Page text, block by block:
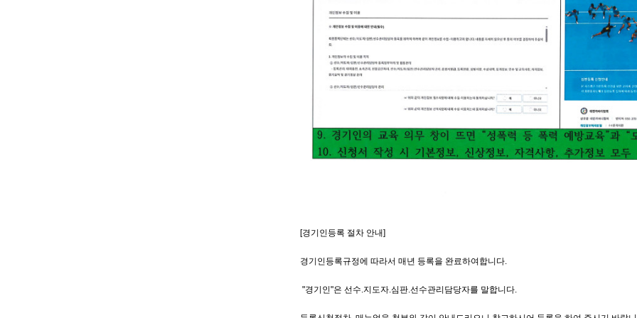
[경기인등록 절차 안내]
경기인등록규정에 따라서 매년 등록을 완료하여합니다.
"경기인"은 선수.지도자.심판.선수관리담당자를 말합니다.